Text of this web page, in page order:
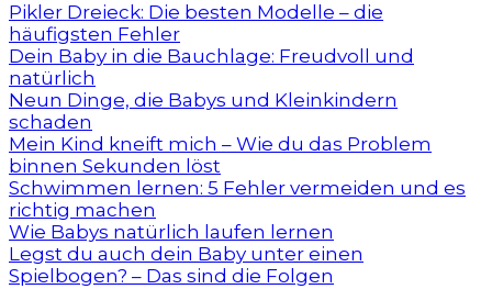
Pikler Dreieck: Die besten Modelle – die
häufigsten Fehler
Dein Baby in die Bauchlage: Freudvoll und
natürlich
Neun Dinge, die Babys und Kleinkindern
schaden
Mein Kind kneift mich – Wie du das Problem
binnen Sekunden löst
Schwimmen lernen: 5 Fehler vermeiden und es
richtig machen
Wie Babys natürlich laufen lernen
Legst du auch dein Baby unter einen
Spielbogen? – Das sind die Folgen